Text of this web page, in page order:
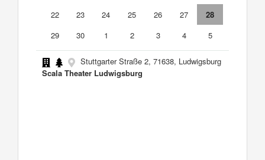
22
23 24 25 26 27
28
29
30 1 2 3 4 5
Stuttgarter Straße 2, 71638, Ludwigsburg
Scala Theater Ludwigsburg